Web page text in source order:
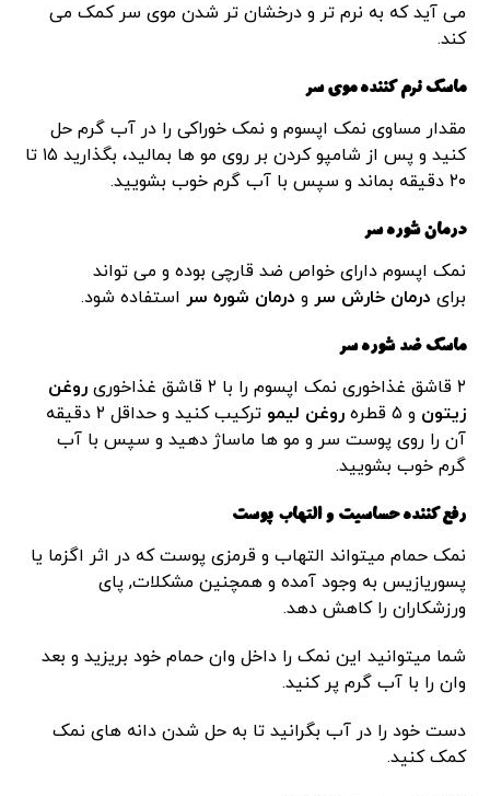
می آید که به نرم تر و درخشان تر شدن موی سر کمک می
کند.
ماسک نرم کننده موی سر
مقدار مساوی نمک اپسوم و نمک خوراکی را در آب گرم حل
کنید و پس از شامپو کردن بر روی مو ها بمالید، بگذارید ۱۵ تا
۲۰ دقیقه بماند و سپس با آب گرم خوب بشویید.
درمان شوره سر
نمک اپسوم دارای خواص ضد قارچی بوده و می تواند
برای درمان خارش سر و درمان شوره سر استفاده شود.
ماسک ضد شوره سر
۲ قاشق غذاخوری نمک اپسوم را با ۲ قاشق غذاخوری
روغن
زیتون و ۵ قطره روغن لیمو
ترکیب کنید و حداقل ۲ دقیقه
آن را روی پوست سر و مو ها ماساژ دهید و سپس با آب
گرم خوب بشویید.
رفع کننده حساسیت و التهاب پوست
نمک حمام میتواند التهاب و قرمزی پوست که در اثر اگزما یا
پسوریازیس به وجود آمده و همچنین مشکلات, پای
ورزشکاران را کاهش دهد.
شما میتوانید این نمک را داخل وان حمام خود بریزید و بعد
وان را با آب گرم پر کنید.
دست خود را در آب بگرانید تا به حل شدن دانه های نمک
کمک کنید.